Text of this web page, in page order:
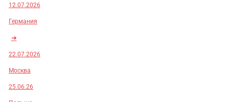
12.07.2026
Германия
➜
22.07.2026
Москва
25.06.26